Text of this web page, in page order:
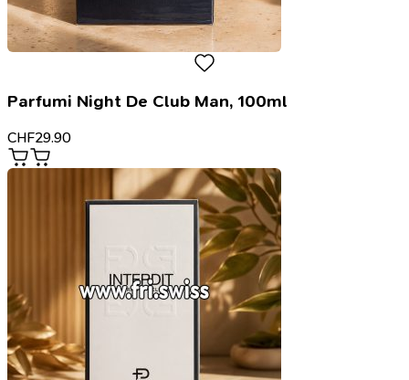
Parfumi Night De Club Man, 100ml
CHF29.90